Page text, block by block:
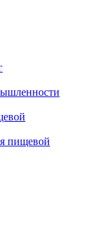
пищевой